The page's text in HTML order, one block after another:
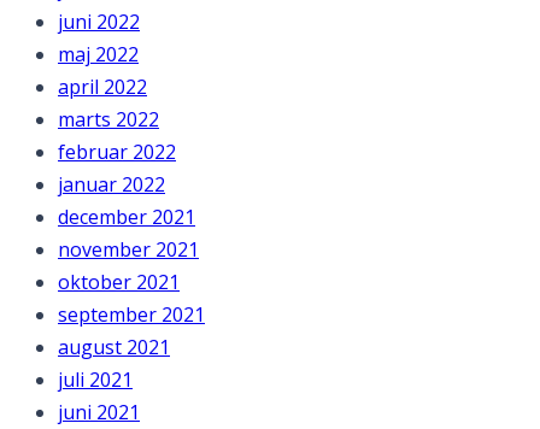
juni 2022
maj 2022
april 2022
marts 2022
februar 2022
januar 2022
december 2021
november 2021
oktober 2021
september 2021
august 2021
juli 2021
juni 2021